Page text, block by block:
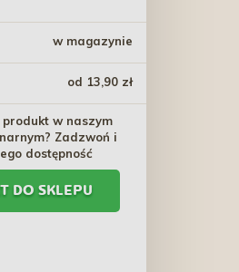
-
przedłużana Winnetou -
w magazynie
od 13,90 zł
produkt w naszym
Zadzwoń i
dostępność
DO SKLEPU